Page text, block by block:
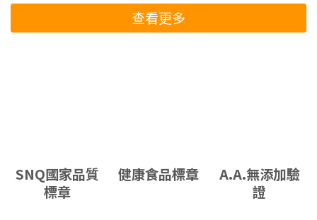
查看更多
SNQ國家品質
標章
健康食品標章
A.A.無添加驗
證